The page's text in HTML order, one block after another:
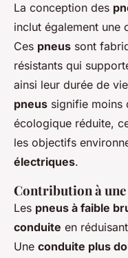
La conception des
inclut également une
Ces pneus sont
résistants qui
ainsi leur durée de
pneus signifie moins
écologique réduite,
les objectifs
électriques.
Contribution à
Les pneus à faible
conduite en
Une conduite plus